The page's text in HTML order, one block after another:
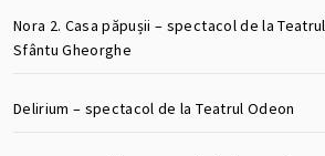
Nora 2. Casa păpușii – spectacol de la
Sfântu Gheorghe
Delirium – spectacol de la Teatrul Odeon